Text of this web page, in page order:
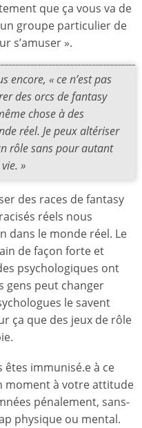
que ça vous va de
groupe particulier de
s’amuser ».
encore, « ce n’est pas
des orcs de fantasy
chose à des
réel. Je peux altériser
rôle sans pour autant
»
des races de fantasy
réels nous
dans le monde réel. Le
de façon forte et
psychologiques ont
gens peut changer
le savent
ça que des jeux de rôle
êtes immunisé.e à ce
moment à votre attitude
pénalement, sans-
physique ou mental.